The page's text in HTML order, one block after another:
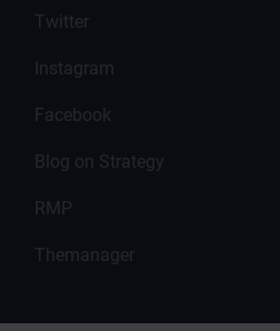
Twitter
Instagram
Facebook
Blog on Strategy
RMP
Themanager